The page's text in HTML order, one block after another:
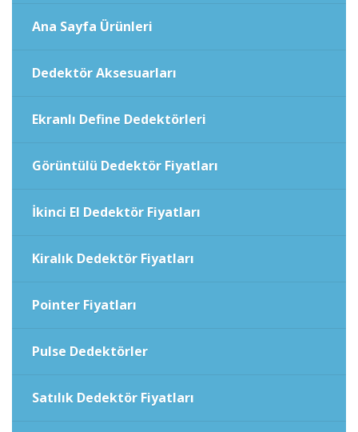
Ana Sayfa Ürünleri
Dedektör Aksesuarları
Ekranlı Define Dedektörleri
Görüntülü Dedektör Fiyatları
İkinci El Dedektör Fiyatları
Kiralık Dedektör Fiyatları
Pointer Fiyatları
Pulse Dedektörler
Satılık Dedektör Fiyatları